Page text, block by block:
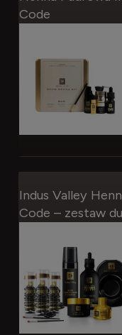
Code
Indus Valley
Code – zestaw